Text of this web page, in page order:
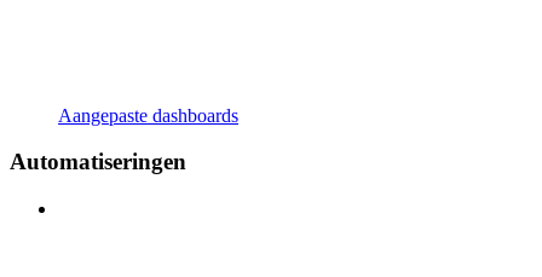
Aangepaste dashboards
Automatiseringen